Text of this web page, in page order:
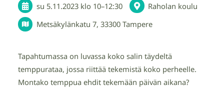
su 5.11.2023 klo 10–12:30
Raholan koulu
Metsäkylänkatu 7, 33300 Tampere
Tapahtumassa on luvassa koko salin täydeltä
temppurataa, jossa riittää tekemistä koko perheelle.
Montako temppua ehdit tekemään päivän aikana?